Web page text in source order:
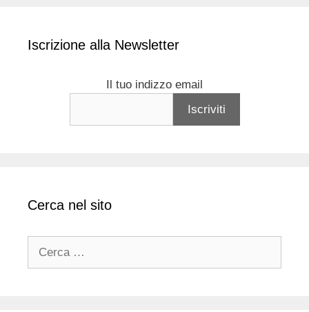
Iscrizione alla Newsletter
Il tuo indizzo email
Cerca nel sito